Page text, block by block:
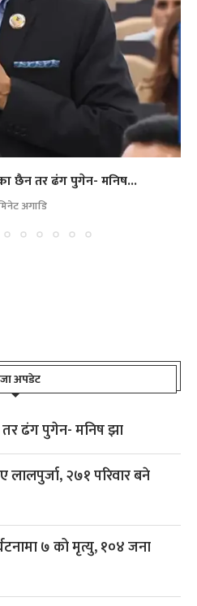
छैन तर ढंग पुगेन- मनिष...
अगाडि
अपडेट
ढंग पुगेन- मनिष झा
लालपुर्जा, २७१ परिवार बने
७ को मृत्यु, १०४ जना